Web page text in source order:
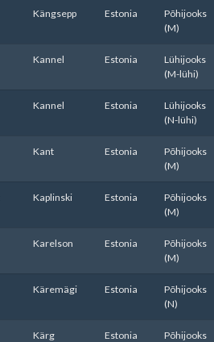
Kängsepp Estonia
Põhijooks
(M)
Kannel Estonia
Lühijooks
(M-lühi)
Kannel Estonia
Lühijooks
(N-lühi)
Kant Estonia
Põhijooks
(M)
Kaplinski Estonia
Põhijooks
(M)
Karelson Estonia
Põhijooks
(M)
Käremägi Estonia
Põhijooks
(N)
Kärg Estonia
Põhijooks